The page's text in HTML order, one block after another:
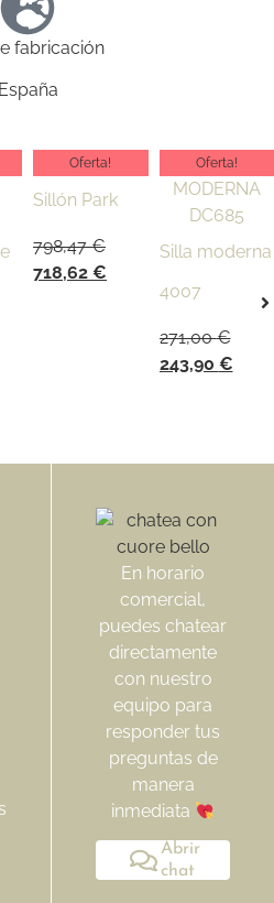
fabricación
España
Oferta!
Sillón Park
798,47€
718,62 €
Oferta!
Silla moderna
4007
271,00€
243,90 €
En horario
comercial,
puedes chatear
directamente
con nuestro
equipo para
responder tus
preguntas de
manera
inmediata
Abrir
chat